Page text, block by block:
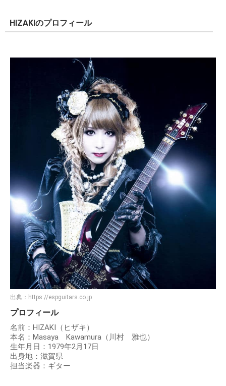
HIZAKIのプロフィール
出典： https://espguitars.co.jp
プロフィール
名前：HIZAKI（ヒザキ）
本名：Masaya Kawamura（川村 雅也）
生年月日：1979年2月17日
出身地：滋賀県
担当楽器：ギター